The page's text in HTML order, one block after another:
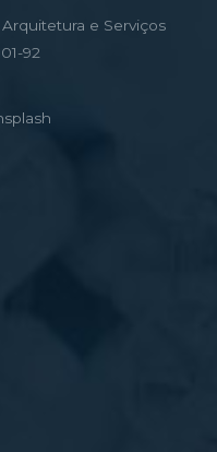
e Serviços
92